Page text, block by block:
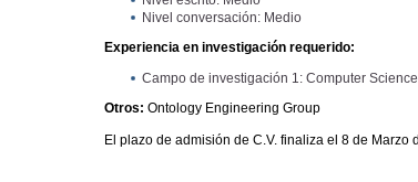
Nivel conversación: Medio
Experiencia en investigación requerido:
Campo de investigación 1: Computer
Otros: Ontology Engineering Group
El plazo de admisión de C.V. finaliza el 8 de Marzo